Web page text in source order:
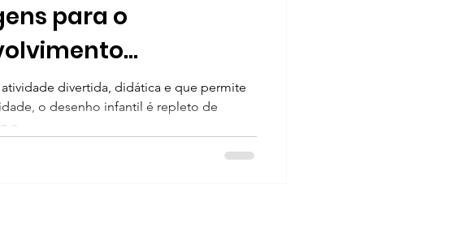
para o
da criança
divertida, didática e que permite
o desenho infantil é repleto de
o...